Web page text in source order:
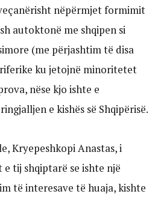
nëpërmjet formimit
autoktonë me shqipen si
(me përjashtim të disa
ku jetojnë minoritetet
nëse kjo ishte e
e kishës së Shqipërisë.
Kryepeshkopi Anastas, i
tij shqiptarë se ishte një
të interesave të huaja, kishte